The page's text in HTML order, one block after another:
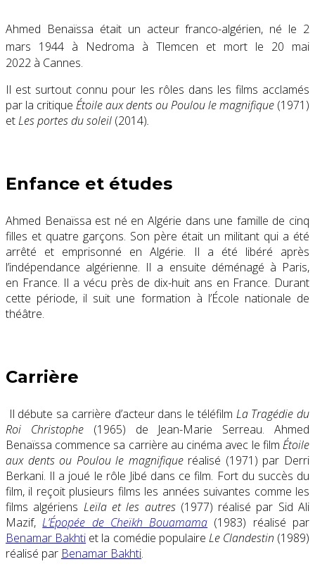
Ahmed Benaïssa était un acteur franco-algérien, né le 2
mars 1944 à Nedroma à Tlemcen et mort le 20 mai
2022 à Cannes.
Il est surtout connu pour les rôles dans les films acclamés
par la critique Étoile aux dents ou Poulou le magnifique (1971)
etLes portes du soleil (2014).
Enfance et études
Ahmed Benaïssa est né en Algérie dans une famille de cinq
filles et quatre garçons. Son père était un militant qui a été
arrêté et emprisonné en Algérie. Il a été libéré après
l’indépendance algérienne. Il a ensuite déménagé à Paris,
en France. Il a vécu près de dix-huit ans en France. Durant
cette période, il suit une formation à l’École nationale de
théâtre.
Carrière
Il débute sa carrière d’acteur dans le téléfilm La Tragédie du
Roi Christophe(1965) de Jean-Marie Serreau. Ahmed
Benaïssa commence sa carrière au cinéma avec le film Étoile
aux dents ou Poulou le magnifiqueréalisé (1971) par Derri
Berkani. Il a joué le rôle Jibé dans ce film. Fort du succès du
film, il reçoit plusieurs films les années suivantes comme les
films algériens Leïla et les autres(1977) réalisé par Sid Ali
Mazif,L’Épopée de Cheïkh Bouamama (1983) réalisé par
Benamar Bakhti et la comédie populaire Le Clandestin (1989)
réalisé par Benamar Bakhti.